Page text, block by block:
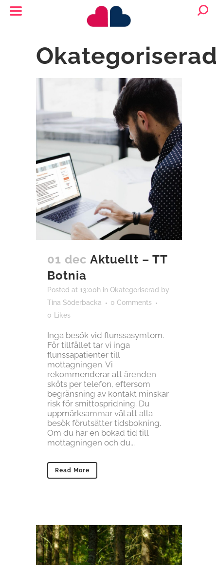
Okategoriserad
01 dec Aktuellt – TT
Botnia
Posted at 13:00h in Okategoriserad by
Tina Söderbacka
0 Comments
0
Likes
Inga besök vid flunssasymtom.
För tillfället tar vi inga
flunssapatienter till
mottagningen. Vi
rekommenderar att ärenden
sköts per telefon, eftersom
begränsning av kontakt minskar
risk för smittospridning. Du
uppmärksammar väl att alla
besök förutsätter tidsbokning.
Om du har en bokad tid till
mottagningen och du...
Read More